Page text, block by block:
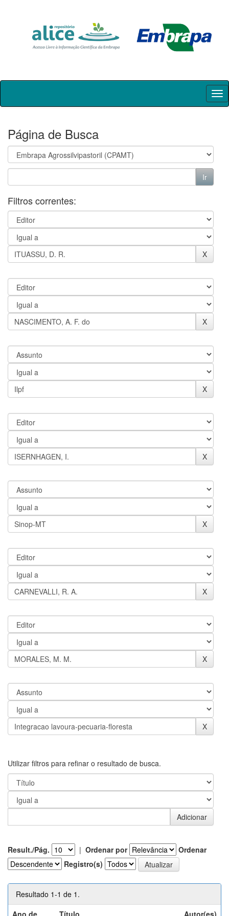
Skip
Página de Busca
Filtros correntes:
Utilizar filtros para refinar o resultado de busca.
Result./Pág. | Ordenar por
Ordenar
Registro(s)
Resultado 1-1 de 1.
Ano de
Título Autor(es)